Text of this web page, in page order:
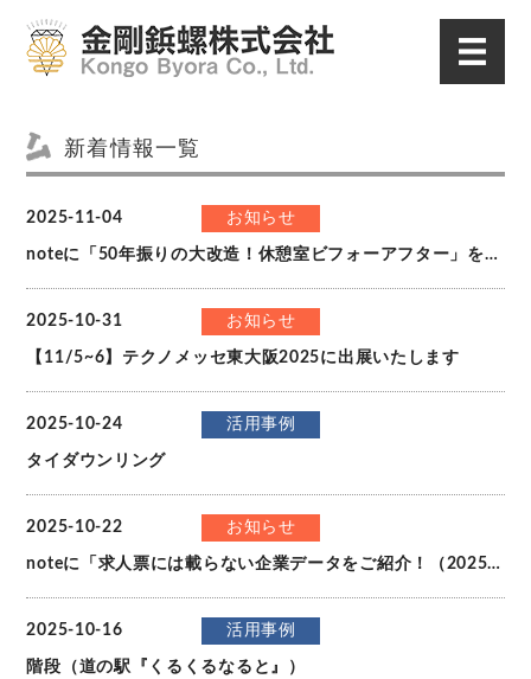
新着情報一覧
2025-11-04 お知らせ
noteに「50年振りの大改造！休憩室ビフォーアフター」を公開しました。
2025-10-31 お知らせ
【11/5~6】テクノメッセ東大阪2025に出展いたします
2025-10-24 活用事例
タイダウンリング
2025-10-22 お知らせ
noteに「求人票には載らない企業データをご紹介！（2025年度）」を公開しました。
2025-10-16 活用事例
階段（道の駅『くるくるなると』）